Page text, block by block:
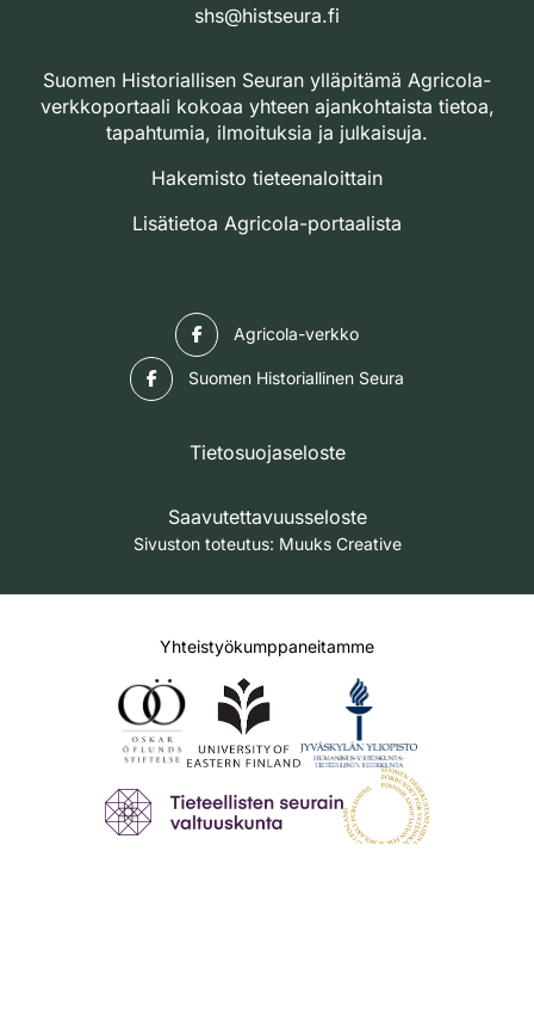
shs@histseura.fi
Suomen Historiallisen Seuran ylläpitämä Agricola-
verkkoportaali kokoaa yhteen ajankohtaista tietoa,
tapahtumia, ilmoituksia ja julkaisuja.
Hakemisto tieteenaloittain
Lisätietoa Agricola-portaalista
Agricola-verkko
Suomen Historiallinen Seura
Tietosuojaseloste
Saavutettavuusseloste
Sivuston toteutus: Muuks Creative
Yhteistyökumppaneitamme